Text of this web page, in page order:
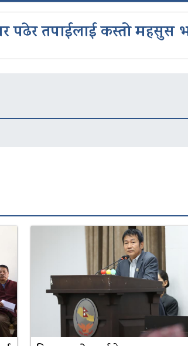
पढेर तपाईलाई कस्तो महसुस